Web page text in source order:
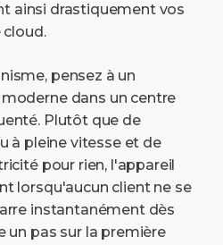
ainsi drastiquement vos
pensez à un
dans un centre
Plutôt que de
à pleine vitesse et de
pour rien, l'appareil
lorsqu'aucun client ne se
instantanément dès
un pas sur la première